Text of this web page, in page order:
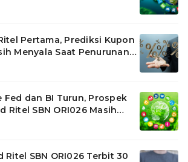
Pertama, Prediksi Kupon
Menyala Saat Penurunan
Fed dan BI Turun, Prospek
Ritel SBN ORI026 Masih
Ritel SBN ORI026 Terbit 30